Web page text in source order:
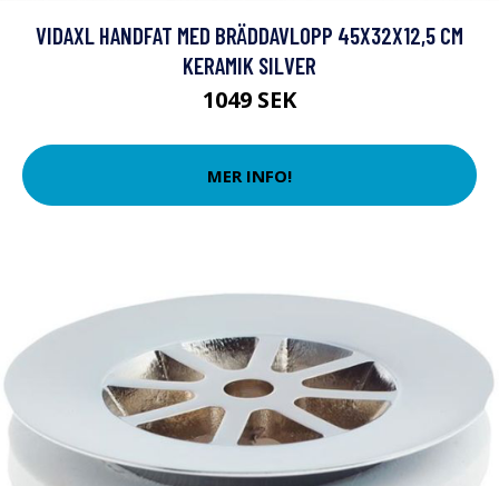
VIDAXL HANDFAT MED BRÄDDAVLOPP 45X32X12,5 CM
KERAMIK SILVER
1049 SEK
MER INFO!